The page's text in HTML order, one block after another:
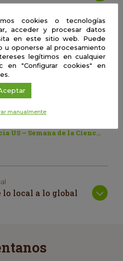
descubriremos cómo se
más cortantes de la Prehistoria,
y aprenderemos las últimas
se emplean en el estudio de
Café con Ciencia US – Semana de la Ciencia 2020
local a lo global
cookies o tecnologías
acceder y procesar datos
en este sitio web. Puede
u oponerse al procesamiento
legítimos en cualquier
en "Configurar cookies" en
manualmente